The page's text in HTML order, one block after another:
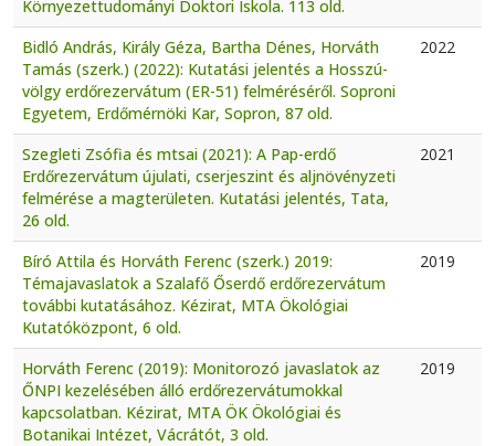
Környezettudományi Doktori Iskola. 113 old.
Bidló András, Király Géza, Bartha Dénes, Horváth
Tamás (szerk.) (2022): Kutatási jelentés a Hosszú-
völgy erdőrezervátum (ER-51) felméréséről. Soproni
Egyetem, Erdőmérnöki Kar, Sopron, 87 old.
2022
Szegleti Zsófia és mtsai (2021): A Pap-erdő
Erdőrezervátum újulati, cserjeszint és aljnövényzeti
felmérése a magterületen. Kutatási jelentés, Tata,
26 old.
2021
Bíró Attila és Horváth Ferenc (szerk.) 2019:
Témajavaslatok a Szalafő Őserdő erdőrezervátum
további kutatásához. Kézirat, MTA Ökológiai
Kutatóközpont, 6 old.
2019
Horváth Ferenc (2019): Monitorozó javaslatok az
ŐNPI kezelésében álló erdőrezervátumokkal
kapcsolatban. Kézirat, MTA ÖK Ökológiai és
Botanikai Intézet, Vácrátót, 3 old.
2019